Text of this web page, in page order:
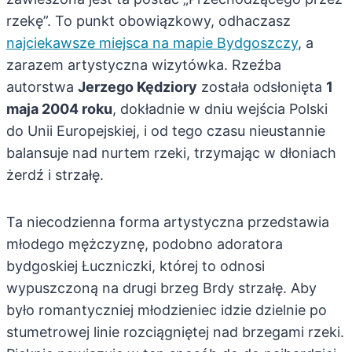
rzekę”. To punkt obowiązkowy, odhaczasz
najciekawsze miejsca na mapie Bydgoszczy, a
zarazem artystyczna wizytówka. Rzeźba
autorstwa Jerzego Kędziory została odsłonięta 1
maja 2004 roku, dokładnie w dniu wejścia Polski
do Unii Europejskiej, i od tego czasu nieustannie
balansuje nad nurtem rzeki, trzymając w dłoniach
żerdź i strzałę.
Ta niecodzienna forma artystyczna przedstawia
młodego mężczyznę, podobno adoratora
bydgoskiej Łuczniczki, której to odnosi
wypuszczoną na drugi brzeg Brdy strzałę. Aby
było romantyczniej młodzieniec idzie dzielnie po
stumetrowej linie rozciągniętej nad brzegami rzeki.